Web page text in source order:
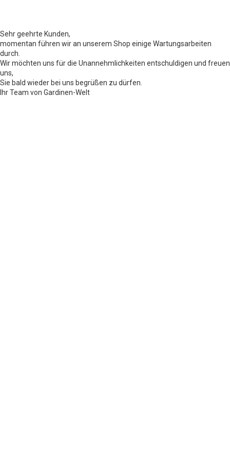
Sehr geehrte Kunden,
momentan führen wir an unserem Shop einige Wartungsarbeiten
durch.
Wir möchten uns für die Unannehmlichkeiten entschuldigen und freuen
uns,
Sie bald wieder bei uns begrüßen zu dürfen.
Ihr Team von Gardinen-Welt